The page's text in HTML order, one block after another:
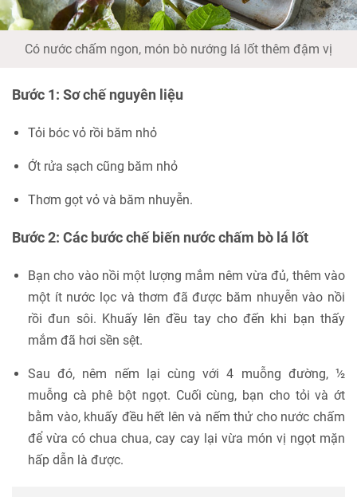
Có nước chấm ngon, món bò nướng lá lốt thêm đậm vị
Bước 1: Sơ chế nguyên liệu
Tỏi bóc vỏ rồi băm nhỏ
Ớt rửa sạch cũng băm nhỏ
Thơm gọt vỏ và băm nhuyễn.
Bước 2: Các bước chế biến nước chấm bò lá lốt
Bạn cho vào nồi một lượng mắm nêm vừa đủ, thêm vào
một ít nước lọc và thơm đã được băm nhuyễn vào nồi
rồi đun sôi. Khuấy lên đều tay cho đến khi bạn thấy
mắm đã hơi sền sệt.
Sau đó, nêm nếm lại cùng với 4 muỗng đường, ½
muỗng cà phê bột ngọt. Cuối cùng, bạn cho tỏi và ớt
bằm vào, khuấy đều hết lên và nếm thử cho nước chấm
để vừa có chua chua, cay cay lại vừa món vị ngọt mặn
hấp dẫn là được.